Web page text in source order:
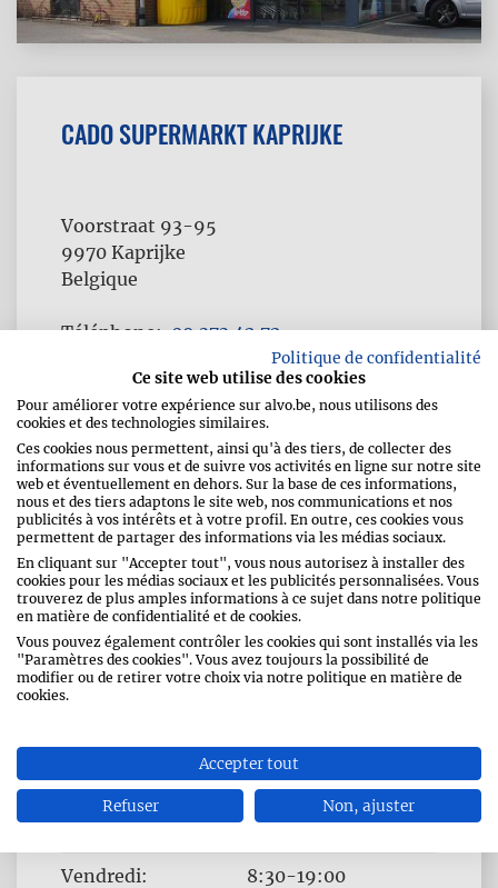
CADO SUPERMARKT KAPRIJKE
Voorstraat 93-95
9970 Kaprijke
Belgique
Téléphone
09 373 42 72
HEURES D 'OUVERTURE
Jour
Time
Lundi:
Mercredi: 8:30-19:00
Vendredi: 8:30-19:00
Politique de confidentialité
Ce site web utilise des cookies
Pour améliorer votre expérience sur alvo.be, nous utilisons des
cookies et des technologies similaires.
Ces cookies nous permettent, ainsi qu'à des tiers, de collecter des
informations sur vous et de suivre vos activités en ligne sur notre site
web et éventuellement en dehors. Sur la base de ces informations,
nous et des tiers adaptons le site web, nos communications et nos
publicités à vos intérêts et à votre profil. En outre, ces cookies vous
permettent de partager des informations via les médias sociaux.
En cliquant sur "Accepter tout", vous nous autorisez à installer des
cookies pour les médias sociaux et les publicités personnalisées. Vous
trouverez de plus amples informations à ce sujet dans notre politique
en matière de confidentialité et de cookies.
Vous pouvez également contrôler les cookies qui sont installés via les
"Paramètres des cookies". Vous avez toujours la possibilité de
modifier ou de retirer votre choix via notre politique en matière de
cookies.
Accepter tout
Refuser Non, ajuster